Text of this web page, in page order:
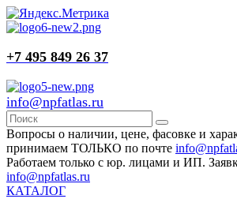
+7 495 849 26 37
info@npfatlas.ru
Вопросы о наличии, цене, фасовке и
принимаем ТОЛЬКО по почте
Работаем только с юр. лицами и ИП.
info@npfatlas.ru
КАТАЛОГ